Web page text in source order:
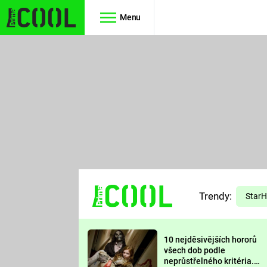
Menu
TŘESKU
FUTURAMA
PREDÁTOR
Trendy:
10 nejděsivějších hororů
všech dob podle
neprůstřelného kritéria.